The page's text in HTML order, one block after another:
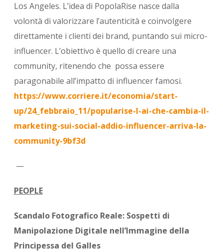
Los Angeles. L’idea di PopolaRise nasce dalla
volontà di valorizzare l’autenticità e coinvolgere
direttamente i clienti dei brand, puntando sui micro-
influencer. L’obiettivo è quello di creare una
community, ritenendo che possa essere
paragonabile all’impatto di influencer famosi.
https://www.corriere.it/economia/start-
up/24_febbraio_11/popularise-l-ai-che-cambia-il-
marketing-sui-social-addio-influencer-arriva-la-
community-9bf3d
—
PEOPLE
Scandalo Fotografico Reale: Sospetti di
Manipolazione Digitale nell’Immagine della
Principessa del Galles